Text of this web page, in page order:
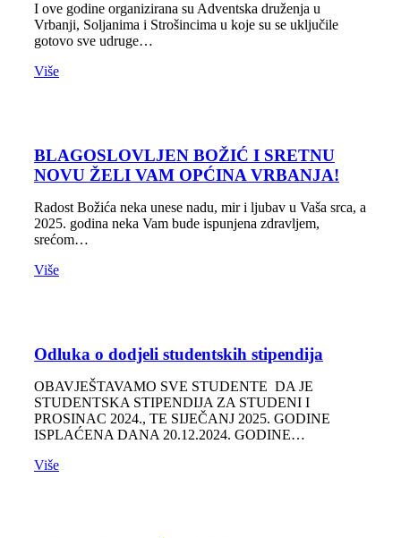
I ove godine organizirana su Adventska druženja u
Vrbanji, Soljanima i Strošincima u koje su se uključile
gotovo sve udruge…
Više
BLAGOSLOVLJEN BOŽIĆ I SRETNU
NOVU ŽELI VAM OPĆINA VRBANJA!
Radost Božića neka unese nadu, mir i ljubav u Vaša srca, a
2025. godina neka Vam bude ispunjena zdravljem,
srećom…
Više
Odluka o dodjeli studentskih stipendija
OBAVJEŠTAVAMO SVE STUDENTE DA JE
STUDENTSKA STIPENDIJA ZA STUDENI I
PROSINAC 2024., TE SIJEČANJ 2025. GODINE
ISPLAĆENA DANA 20.12.2024. GODINE…
Više